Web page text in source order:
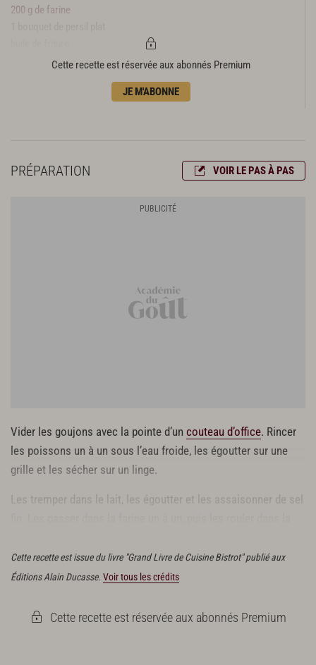
200 g de farine
Cette recette est réservée aux abonnés Premium
JE M'ABONNE
PRÉPARATION VOIR LE PAS À PAS
Vider les goujons avec la pointe d’un couteau d’office. Rincer
les poissons un à un sous l’eau froide, les égoutter sur une
grille et les sécher sur un linge.
Les tremper dans le lait, les égoutter et les assaisonner de sel
Cette recette est issue du livre "Grand Livre de Cuisine Bistrot" publié aux
Éditions Alain Ducasse. Voir tous les crédits
Cette recette est réservée aux abonnés Premium